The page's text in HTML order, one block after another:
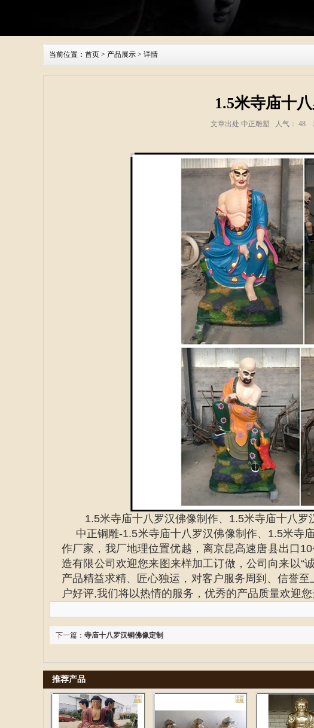
当前位置： 首页 > 产品展示 > 详情
1.5米寺庙十
文章出处:中正雕塑 人气： 48
1.5米寺庙十八罗汉佛像制作、1.5米寺庙十八
中正铜雕-1.5米寺庙十八罗汉佛像制作、 1.5米寺
作厂家 ，我厂地理位置优越，离京昆高速唐县出口
造有限公司欢迎您来图来样加工订做，公司向来以“
产品精益求精、匠心独运，对客户服务周到、信誉
户好评,我们将以热情的服务，优秀的产品质量欢迎您
下一篇： 寺庙十八罗汉铜佛像定制
推荐产品